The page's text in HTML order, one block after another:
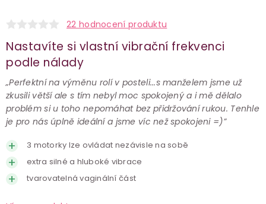
22 hodnocení produktu
Nastavíte si vlastní vibrační frekvenci
podle nálady
„Perfektní na výměnu rolí v posteli...s manželem jsme už
zkusili větší ale s tím nebyl moc spokojený a i mě dělalo
problém si u toho nepomáhat bez přidržování rukou. Tenhle
je pro nás úplně ideální a jsme víc než spokojeni =)”
3 motorky lze ovládat nezávisle na sobě
extra silné a hluboké vibrace
tvarovatelná vaginální část